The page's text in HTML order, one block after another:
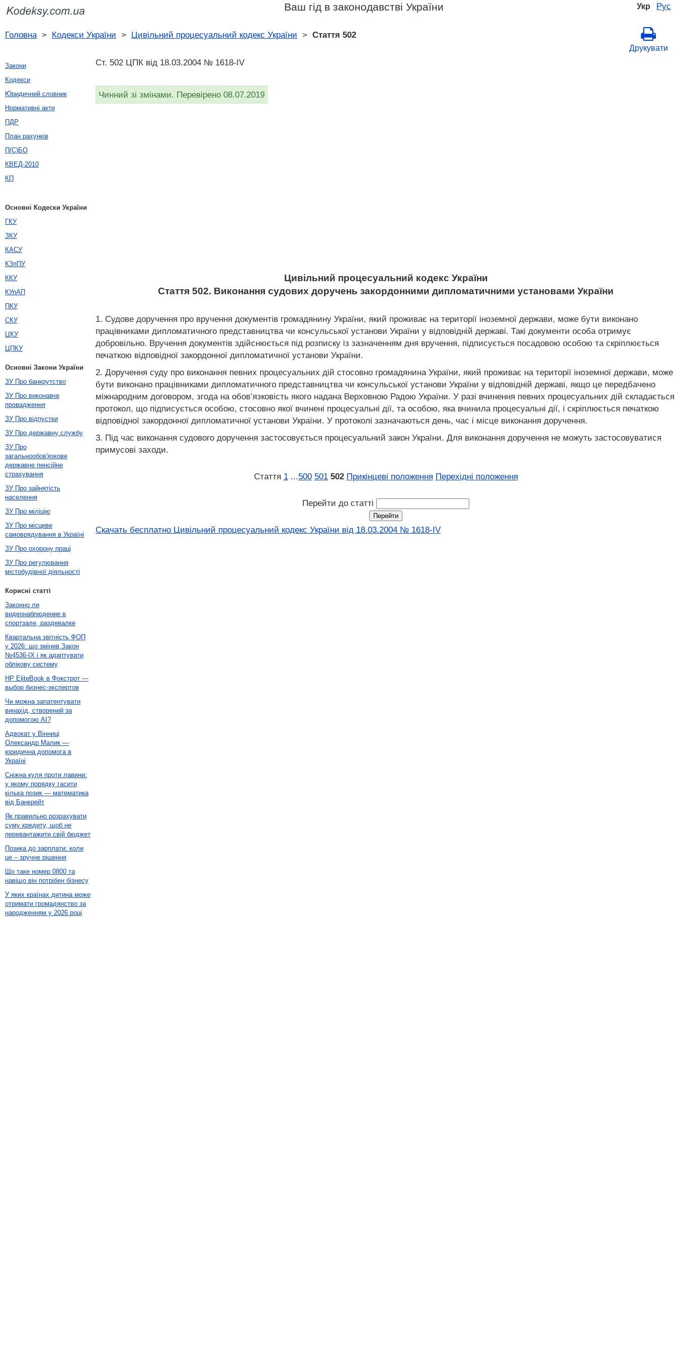
Укр Рус
Ваш гід в законодавстві України
Головна> Кодекси України > Цивільний процесуальний кодекс України > Стаття 502
Друкувати
Ст. 502 ЦПК від 18.03.2004 № 1618-IV
Чинний зі змінами. Перевірено 08.07.2019
Цивільний процесуальний кодекс України
Стаття 502. Виконання судових доручень закордонними дипломатичними установами України
1. Судове доручення про вручення документів громадянину України, який проживає на території іноземної держави, може бути виконано
працівниками дипломатичного представництва чи консульської установи України у відповідній державі. Такі документи особа отримує
добровільно. Вручення документів здійснюється під розписку із зазначенням дня вручення, підписується посадовою особою та скріплюється
печаткою відповідної закордонної дипломатичної установи України.
2. Доручення суду про виконання певних процесуальних дій стосовно громадянина України, який проживає на території іноземної держави, може
бути виконано працівниками дипломатичного представництва чи консульської установи України у відповідній державі, якщо це передбачено
міжнародним договором, згода на обов’язковість якого надана Верховною Радою України. У разі вчинення певних процесуальних дій складається
протокол, що підписується особою, стосовно якої вчинені процесуальні дії, та особою, яка вчинила процесуальні дії, і скріплюється печаткою
відповідної закордонної дипломатичної установи України. У протоколі зазначаються день, час і місце виконання доручення.
3. Під час виконання судового доручення застосовується процесуальний закон України. Для виконання доручення не можуть застосовуватися
примусові заходи.
Стаття 1 ...500 501 502 Прикінцеві положення Перехідні положення
Перейти до статті
Скачать бесплатно Цивільний процесуальний кодекс України від 18.03.2004 № 1618-IV
Закони
Кодекси
Юридичний словник
Нормативні акти
ПДР
План рахунків
П(С)БО
КВЕД-2010
КП
Основні Кодески України
ГКУ
ЗКУ
КАСУ
КЗпПУ
ККУ
КУпАП
ПКУ
СКУ
ЦКУ
ЦПКУ
Основні Закони України
ЗУ Про банкрутство
ЗУ Про виконавче
провадження
ЗУ Про відпустки
ЗУ Про державну службу
ЗУ Про
загальнообов'язкове
державне пенсійне
страхування
ЗУ Про зайнятість
населення
ЗУ Про міліцію
ЗУ Про місцеве
самоврядування в Україні
ЗУ Про охорону праці
ЗУ Про регулювання
містобудівної діяльності
Корисні статті
Законно ли
видеонаблюдение в
спортзале, раздевалке
Квартальна звітність ФОП
у 2026: що змінив Закон
№4536-IX і як адаптувати
облікову систему
HP EliteBook в Фокстрот —
выбор бизнес-экспертов
Чи можна запатентувати
винахід, створений за
допомогою AI?
Адвокат у Вінниці
Олександр Малик —
юридична допомога в
Україні
Сніжна куля проти лавини:
у якому порядку гасити
кілька позик — математика
від Банкрейт
Як правильно розрахувати
суму кредиту, щоб не
перевантажити свій бюджет
Позика до зарплати: коли
це – зручне рішення
Що таке номер 0800 та
навіщо він потрібен бізнесу
У яких країнах дитина може
отримати громадянство за
народженням у 2026 році